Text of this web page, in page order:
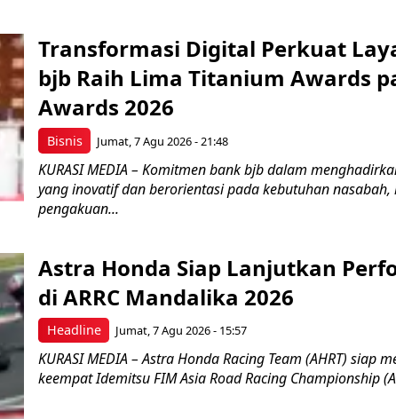
Bisnis
Transformasi Digital Perkuat
bjb Raih Lima Titanium Awards
Awards 2026
Jumat, 7 Agu 2026 - 21:48
KURASI MEDIA – Komitmen bank bjb dalam
yang inovatif dan berorientasi pada kebutuhan
pengakuan...
Headline
Astra Honda Siap Lanjutkan
di ARRC Mandalika 2026
Jumat, 7 Agu 2026 - 15:57
KURASI MEDIA – Astra Honda Racing Team (AHRT) siap
keempat Idemitsu FIM Asia Road Racing Championship